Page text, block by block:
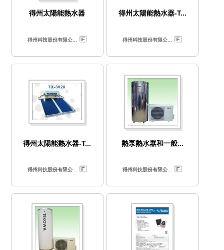
得州太陽能熱水器
得州科技股份有限公...
得州太陽能熱水器-T...
得州科技股份有限公...
得州太陽能熱水器-T...
得州科技股份有限公...
熱泵熱水器和一般...
得州科技股份有限公...